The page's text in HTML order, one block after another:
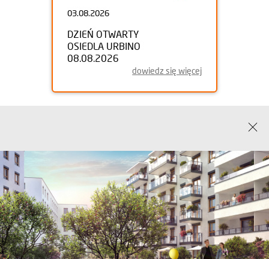
03.08.2026
DZIEŃ OTWARTY
OSIEDLA URBINO
08.08.2026
dowiedz się więcej